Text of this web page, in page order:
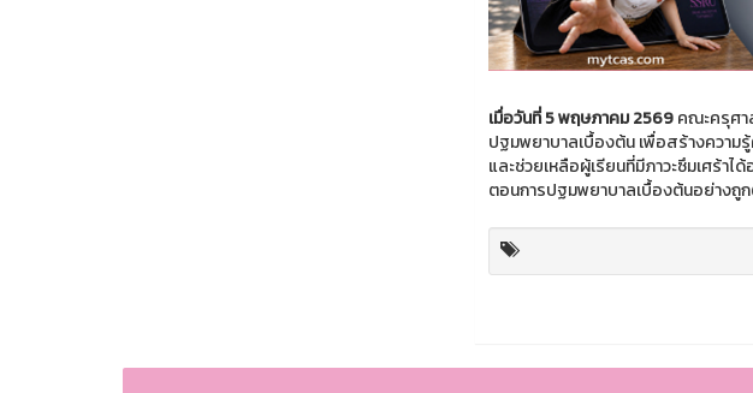
เมื่อวันที่ 5 พฤษภาคม 2569คณะครุศา
ปฐมพยาบาลเบื้องต้น เพื่อสร้างความ
และช่วยเหลือผู้เรียนที่มีภาวะซึมเศร้า
ตอนการปฐมพยาบาลเบื้องต้นอย่างถู